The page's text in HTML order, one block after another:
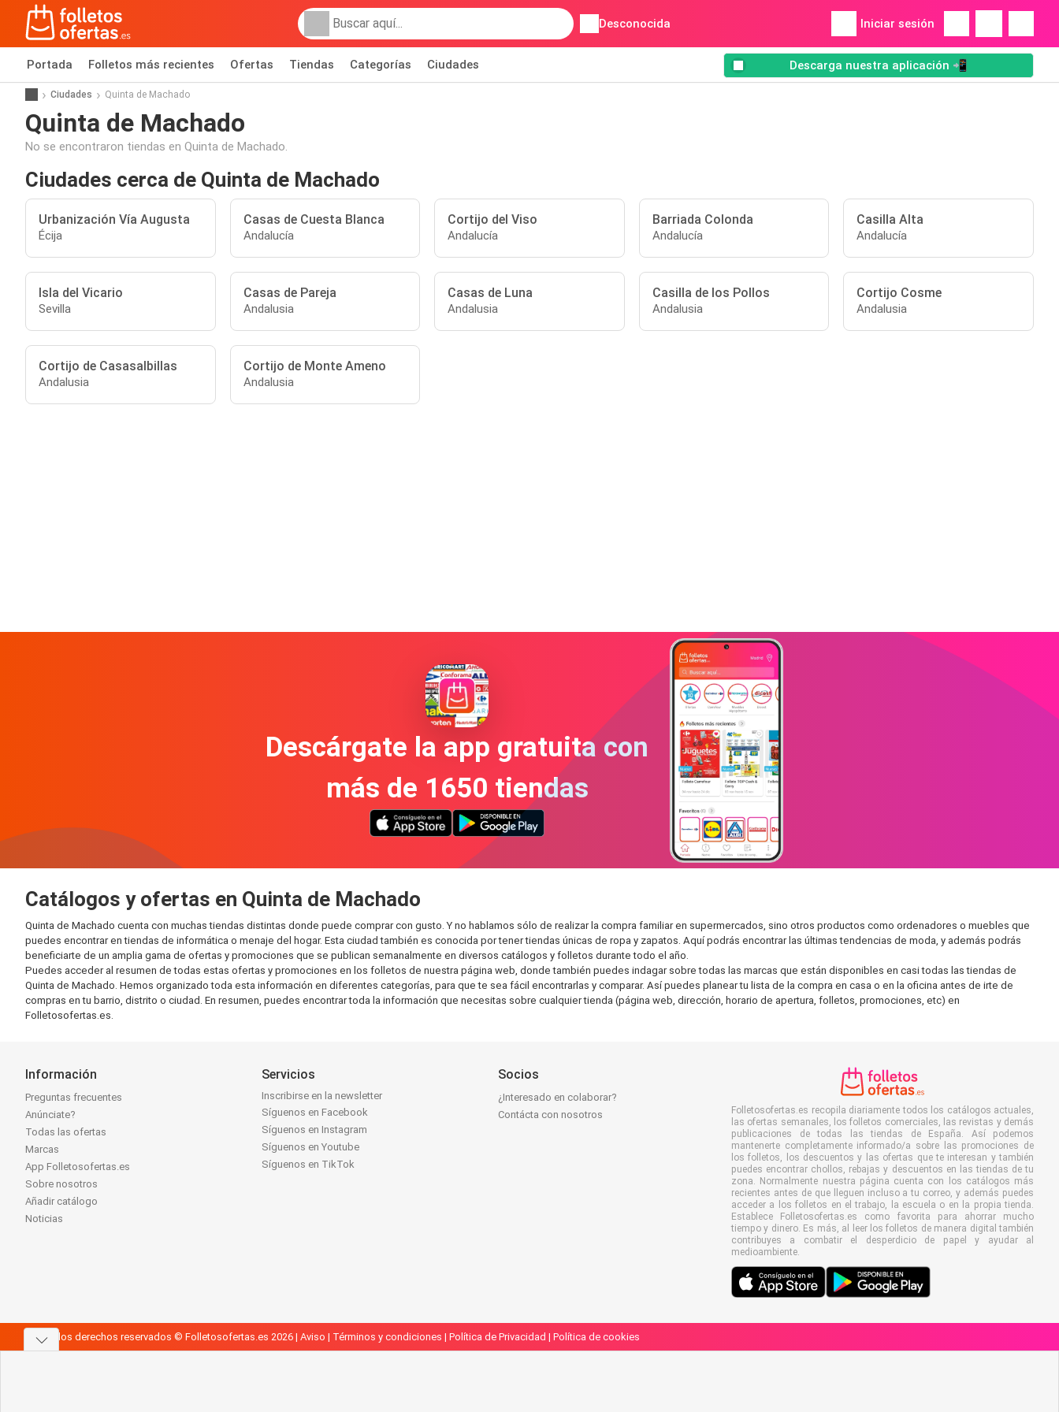
Desconocida Iniciar sesión
Portada Folletos más recientes Ofertas Tiendas Categorías Ciudades Descarga nuestra aplicación 📲
Ciudades Quinta de Machado
Quinta de Machado
No se encontraron tiendas en Quinta de Machado.
Ciudades cerca de Quinta de Machado
Urbanización Vía Augusta
Écija
Casas de Cuesta Blanca
Andalucía
Cortijo del Viso
Andalucía
Barriada Colonda
Andalucía
Casilla Alta
Andalucía
Isla del Vicario
Sevilla
Casas de Pareja
Andalusia
Casas de Luna
Andalusia
Casilla de los Pollos
Andalusia
Cortijo Cosme
Andalusia
Cortijo de Casasalbillas
Andalusia
Cortijo de Monte Ameno
Andalusia
Descárgate la app gratuita con
más de 1650 tiendas
Catálogos y ofertas en Quinta de Machado
Quinta de Machado cuenta con muchas tiendas distintas donde puede comprar con gusto. Y no hablamos sólo de realizar la compra familiar en supermercados, sino otros productos como ordenadores o muebles que
puedes encontrar en tiendas de informática o menaje del hogar. Esta ciudad también es conocida por tener tiendas únicas de ropa y zapatos. Aquí podrás encontrar las últimas tendencias de moda, y además podrás
beneficiarte de un amplia gama de ofertas y promociones que se publican semanalmente en diversos catálogos y folletos durante todo el año.
Puedes acceder al resumen de todas estas ofertas y promociones en los folletos de nuestra página web, donde también puedes indagar sobre todas las marcas que están disponibles en casi todas las tiendas de
Quinta de Machado. Hemos organizado toda esta información en diferentes categorías, para que te sea fácil encontrarlas y comparar. Así puedes planear tu lista de la compra en casa o en la oficina antes de irte de
compras en tu barrio, distrito o ciudad. En resumen, puedes encontrar toda la información que necesitas sobre cualquier tienda (página web, dirección, horario de apertura, folletos, promociones, etc) en
Folletosofertas.es.
Información
Preguntas frecuentes
Anúnciate?
Todas las ofertas
Marcas
App Folletosofertas.es
Sobre nosotros
Añadir catálogo
Noticias
Servicios
Inscribirse en la newsletter
Síguenos en Facebook
Síguenos en Instagram
Síguenos en Youtube
Síguenos en TikTok
Socios
¿Interesado en colaborar?
Contácta con nosotros
Folletosofertas.es recopila diariamente todos los catálogos actuales,
las ofertas semanales, los folletos comerciales, las revistas y demás
publicaciones de todas las tiendas de España. Así podemos
mantenerte completamente informado/a sobre las promociones de
los folletos, los descuentos y las ofertas que te interesan y también
puedes encontrar chollos, rebajas y descuentos en las tiendas de tu
zona. Normalmente nuestra página cuenta con los catálogos más
recientes antes de que lleguen incluso a tu correo, y además puedes
acceder a los folletos en el trabajo, la escuela o en la propia tienda.
Establece Folletosofertas.es como favorita para ahorrar mucho
tiempo y dinero. Es más, al leer los folletos de manera digital también
contribuyes a combatir el desperdicio de papel y ayudar al
medioambiente.
Todos los derechos reservados © Folletosofertas.es 2026 | Aviso | Términos y condiciones | Política de Privacidad | Política de cookies